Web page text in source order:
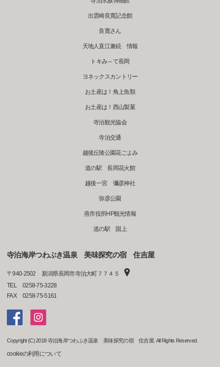
出雲崎良寛記念館
良寛さん
天地人直江兼続 情報
トキみ～て長岡
ヨネックスカントリー
お土産は！角上魚類
お土産は！西山製菓
寺泊観光協会
寺泊交通
越後丘陵公園花ごよみ
道の駅 長岡花火館
越後一宮 彌彦神社
弥彦公園
燕市役所HP観光情報
道の駅 国上
寺泊海岸つわぶき温泉 美味探究の宿 住吉屋
〒940-2502
新潟県長岡市寺泊大町７７４５
TEL
0258-75-3228
FAX
0258-75-5161
Copyright (C) 2018 寺泊海岸つわぶき温泉 美味探究の宿 住吉屋. All Rights Reserved.
cookieの利用について